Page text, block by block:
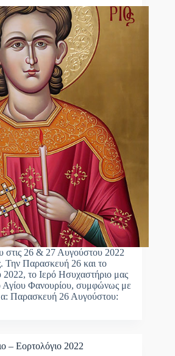
στις 26 & 27 Αυγούστου 2022
Την Παρασκευή 26 και το
το Ιερό Ησυχαστήριο μας
Αγίου Φανουρίου, συμφώνως με
Παρασκευή 26 Αυγούστου:
– Εορτολόγιο 2022